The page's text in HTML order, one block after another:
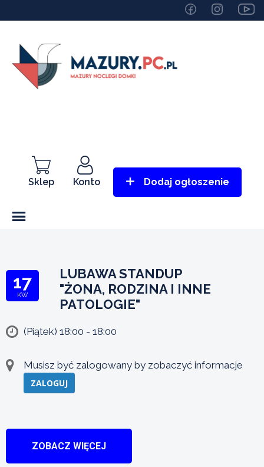
Sklep Konto Dodaj ogłoszenie
17
KW
LUBAWA STANDUP
"ŻONA, RODZINA I INNE
PATOLOGIE"
(Piątek) 18:00 - 18:00
Musisz być zalogowany by zobaczyć informacje
ZALOGUJ
ZOBACZ WIĘCEJ